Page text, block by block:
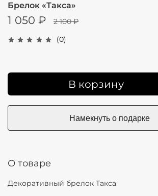
(0)
Брелок «Такса»
1 050 ₽ 2 100 ₽
В корзину
О товаре
Декоративный брелок Такса